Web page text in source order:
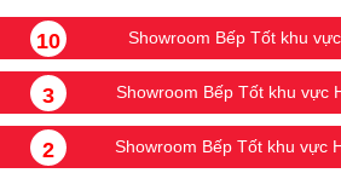
10 Showroom Bếp Tốt khu
3 Showroom Bếp Tốt khu vực
2 Showroom Bếp Tốt khu vực